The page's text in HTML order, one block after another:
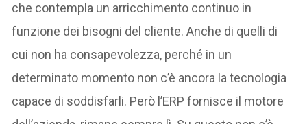
che contempla un arricchimento continuo in
funzione dei bisogni del cliente. Anche di quelli di
cui non ha consapevolezza, perché in un
determinato momento non c’è ancora la tecnologia
capace di soddisfarli. Però l’ERP fornisce il motore